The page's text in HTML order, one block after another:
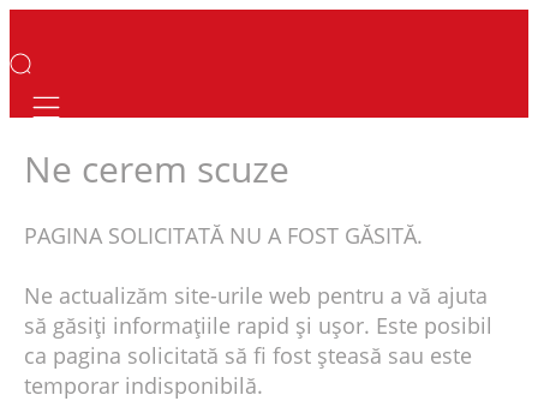
Mobile navigation
Ne cerem scuze
PAGINA SOLICITATĂ NU A FOST GĂSITĂ.
Ne actualizăm site-urile web pentru a vă ajuta
să găsiți informațiile rapid și ușor. Este posibil
ca pagina solicitată să fi fost șteasă sau este
temporar indisponibilă.